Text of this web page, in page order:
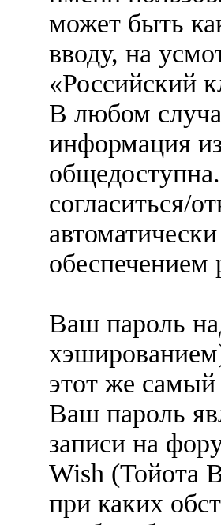
может быть
вводу, на
«Российский
В любом
информация
согласиться/
обеспечением
Ваш пароль
этот же самый
Ваш пароль
записи на
Wish (Тойота
при каких